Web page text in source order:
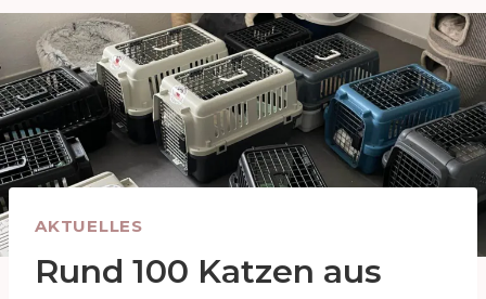
AKTUELLES
Rund 100 Katzen aus